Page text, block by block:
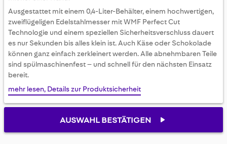
Ausgestattet mit einem 0,4-Liter-Behälter, einem hochwertigen,
zweiflügeligen Edelstahlmesser mit WMF Perfect Cut
Technologie und einem speziellen Sicherheitsverschluss dauert
es nur Sekunden bis alles klein ist. Auch Käse oder Schokolade
können ganz einfach zerkleinert werden. Alle abnehmbaren Teile
sind spülmaschinenfest – und schnell für den nächsten Einsatz
bereit.
mehr lesen, Details zur Produktsicherheit
AUSWAHL BESTÄTIGEN